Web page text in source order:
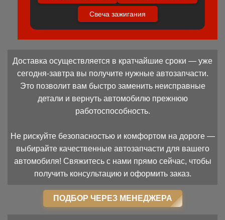
Свеча зажигания
Доставка осуществляется в кратчайшие сроки — уже
сегодня-завтра вы получите нужные автозапчасти.
Это позволит вам быстро заменить неисправные
детали и вернуть автомобилю прежнюю
работоспособность.
Не рискуйте безопасностью и комфортом на дороге —
выбирайте качественные автозапчасти для вашего
автомобиля! Свяжитесь с нами прямо сейчас, чтобы
получить консультацию и оформить заказ.
ПОДБОР ЧЕРЕЗ МЕНЕДЖЕРА